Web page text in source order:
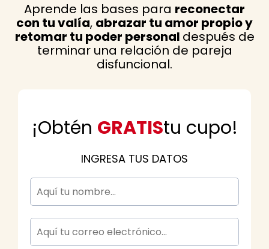
Aprende las bases para reconectar
con tu valía, abrazar tu amor propio y
retomar tu poder personal después de
terminar una relación de pareja
disfuncional.
¡Obtén GRATIStu cupo!
INGRESA TUS DATOS